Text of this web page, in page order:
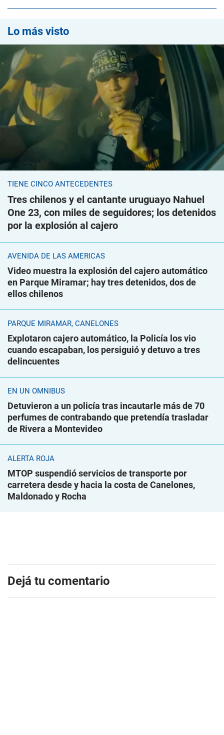
Lo más visto
TIENE CINCO ANTECEDENTES
Tres chilenos y el cantante uruguayo Nahuel
One 23, con miles de seguidores; los detenidos
por la explosión al cajero
AVENIDA DE LAS AMÉRICAS
Video muestra la explosión del cajero automático
en Parque Miramar; hay tres detenidos, dos de
ellos chilenos
PARQUE MIRAMAR, CANELONES
Explotaron cajero automático, la Policía los vio
cuando escapaban, los persiguió y detuvo a tres
delincuentes
EN UN ÓMNIBUS
Detuvieron a un policía tras incautarle más de 70
perfumes de contrabando que pretendía trasladar
de Rivera a Montevideo
ALERTA ROJA
MTOP suspendió servicios de transporte por
carretera desde y hacia la costa de Canelones,
Maldonado y Rocha
Dejá tu comentario